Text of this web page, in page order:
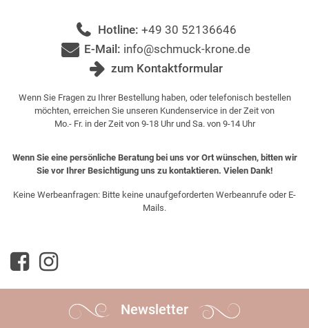
Hotline: +49 30 52136646
E-Mail: info@schmuck-krone.de
zum Kontaktformular
Wenn Sie Fragen zu Ihrer Bestellung haben, oder telefonisch bestellen
möchten, erreichen Sie unseren Kundenservice in der Zeit von
Mo.- Fr. in der Zeit von 9-18 Uhr und Sa. von 9-14 Uhr
Wenn Sie eine persönliche Beratung bei uns vor Ort wünschen, bitten wir
Sie vor Ihrer Besichtigung uns zu kontaktieren. Vielen Dank!
Keine Werbeanfragen: Bitte keine unaufgeforderten Werbeanrufe oder E-
Mails.
Newsletter